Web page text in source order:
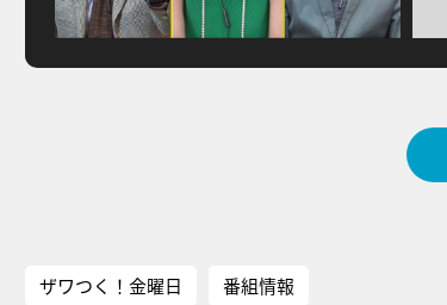
ザワつく！金曜日 番組情報